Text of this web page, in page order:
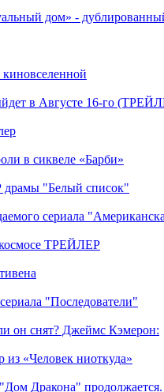
дом» -
в Августе 16-го
в сиквеле «Барби»
"Белый список"
сериала
ТРЕЙЛЕР
"Последователи"
он снят? Джеймс Кэмерон:
из «Человек ниоткуда»
Дракона" продолжается.